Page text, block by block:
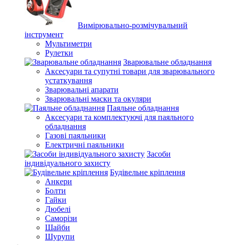
Вимірювально-розмічувальний
інструмент
Мультиметри
Рулетки
Зварювальне обладнання
Аксесуари та супутні товари для зварювального
устаткування
Зварювальні апарати
Зварювальні маски та окуляри
Паяльне обладнання
Аксесуари та комплектуючі для паяльного
обладнання
Газові паяльники
Електричні паяльники
Засоби
індивідуального захисту
Будівельне кріплення
Анкери
Болти
Гайки
Дюбелі
Саморізи
Шайби
Шурупи